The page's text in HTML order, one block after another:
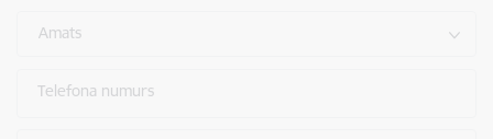
Amats
Telefona numurs